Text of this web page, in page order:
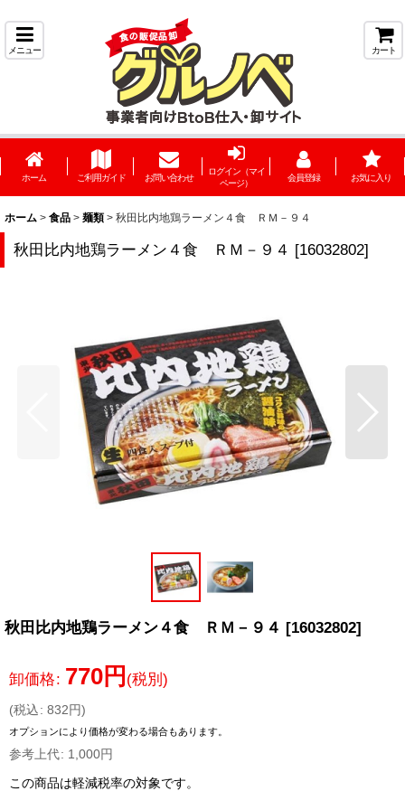
メニュー カート
ホーム ご利用ガイド お問い合わせ
ログイン（マイ
ページ）
会員登録 お気に入り
ホーム > 食品 > 麺類 > 秋田比内地鶏ラーメン４食 ＲＭ－９４
秋田比内地鶏ラーメン４食 ＲＭ－９４ [16032802]
秋田比内地鶏ラーメン４食 ＲＭ－９４ [16032802]
卸価格: 770円 (税別)
(税込: 832円)
オプションにより価格が変わる場合もあります。
参考上代: 1,000円
この商品は軽減税率の対象です。